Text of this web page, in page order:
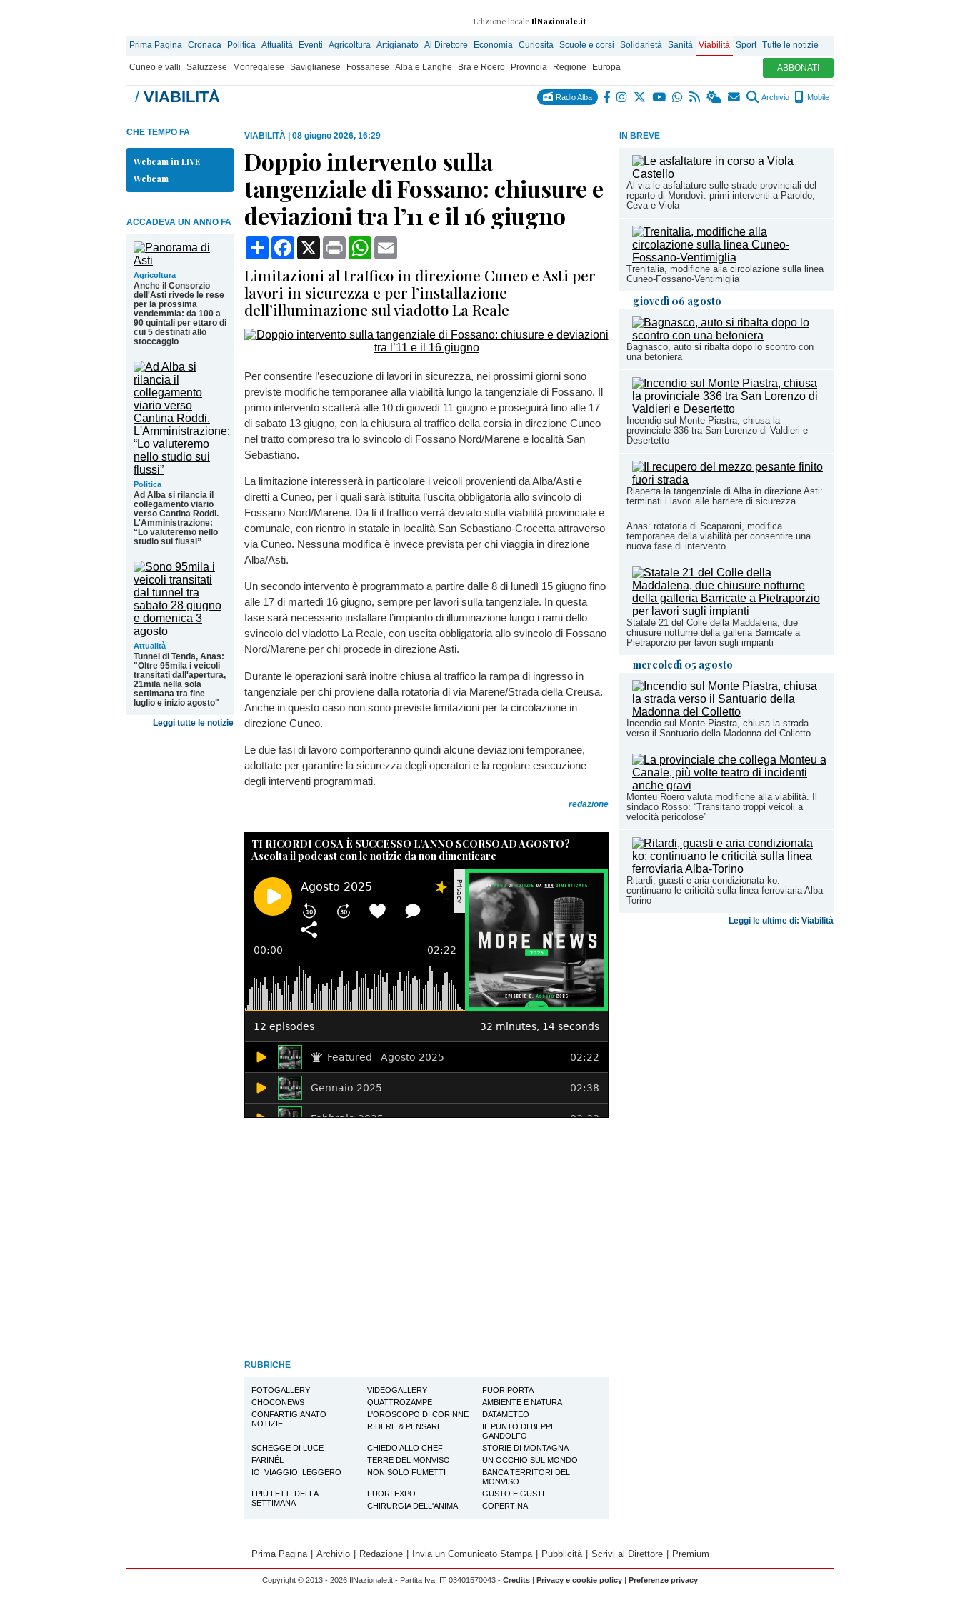
Edizione locale IlNazionale.it
Prima Pagina Cronaca Politica Attualità Eventi Agricoltura Artigianato Al Direttore Economia Curiosità Scuole e corsi Solidarietà Sanità Viabilità Sport Tutte le notizie
Cuneo e valli Saluzzese Monregalese Saviglianese Fossanese Alba e Langhe Bra e Roero Provincia Regione Europa ABBONATI
/ VIABILITÀ Radio Alba Archivio Mobile
IN BREVE
Al via le asfaltature sulle strade provinciali del
reparto di Mondovì: primi interventi a Paroldo,
Ceva e Viola
Trenitalia, modifiche alla circolazione sulla linea
Cuneo-Fossano-Ventimiglia
giovedì 06 agosto
Bagnasco, auto si ribalta dopo lo scontro con
una betoniera
Incendio sul Monte Piastra, chiusa la
provinciale 336 tra San Lorenzo di Valdieri e
Desertetto
Riaperta la tangenziale di Alba in direzione Asti:
terminati i lavori alle barriere di sicurezza
Anas: rotatoria di Scaparoni, modifica
temporanea della viabilità per consentire una
nuova fase di intervento
Statale 21 del Colle della Maddalena, due
chiusure notturne della galleria Barricate a
Pietraporzio per lavori sugli impianti
mercoledì 05 agosto
Incendio sul Monte Piastra, chiusa la strada
verso il Santuario della Madonna del Colletto
Monteu Roero valuta modifiche alla viabilità. Il
sindaco Rosso: “Transitano troppi veicoli a
velocità pericolose”
Ritardi, guasti e aria condizionata ko:
continuano le criticità sulla linea ferroviaria Alba-
Torino
Leggi le ultime di: Viabilità
CHE TEMPO FA
Webcam in LIVE
Webcam
ACCADEVA UN ANNO FA
Agricoltura
Anche il Consorzio
dell'Asti rivede le rese
per la prossima
vendemmia: da 100 a
90 quintali per ettaro di
cui 5 destinati allo
stoccaggio
Politica
Ad Alba si rilancia il
collegamento viario
verso Cantina Roddi.
L'Amministrazione:
“Lo valuteremo nello
studio sui flussi”
Attualità
Tunnel di Tenda, Anas:
"Oltre 95mila i veicoli
transitati dall'apertura,
21mila nella sola
settimana tra fine
luglio e inizio agosto"
Leggi tutte le notizie
VIABILITÀ 08 giugno 2026, 16:29
Doppio intervento sulla
tangenziale di Fossano: chiusure e
deviazioni tra l’11 e il 16 giugno
CondividiFacebook
X Print WhatsApp
Limitazioni al traffico in direzione Cuneo e Asti per
lavori in sicurezza e per l’installazione
dell’illuminazione sul viadotto La Reale
Per consentire l’esecuzione di lavori in sicurezza, nei prossimi giorni sono
previste modifiche temporanee alla viabilità lungo la tangenziale di Fossano. Il
primo intervento scatterà alle 10 di giovedì 11 giugno e proseguirà fino alle 17
di sabato 13 giugno, con la chiusura al traffico della corsia in direzione Cuneo
nel tratto compreso tra lo svincolo di Fossano Nord/Marene e località San
Sebastiano.
La limitazione interesserà in particolare i veicoli provenienti da Alba/Asti e
diretti a Cuneo, per i quali sarà istituita l’uscita obbligatoria allo svincolo di
Fossano Nord/Marene. Da lì il traffico verrà deviato sulla viabilità provinciale e
comunale, con rientro in statale in località San Sebastiano-Crocetta attraverso
via Cuneo. Nessuna modifica è invece prevista per chi viaggia in direzione
Alba/Asti.
Un secondo intervento è programmato a partire dalle 8 di lunedì 15 giugno fino
alle 17 di martedì 16 giugno, sempre per lavori sulla tangenziale. In questa
fase sarà necessario installare l’impianto di illuminazione lungo i rami dello
svincolo del viadotto La Reale, con uscita obbligatoria allo svincolo di Fossano
Nord/Marene per chi procede in direzione Asti.
Durante le operazioni sarà inoltre chiusa al traffico la rampa di ingresso in
tangenziale per chi proviene dalla rotatoria di via Marene/Strada della Creusa.
Anche in questo caso non sono previste limitazioni per la circolazione in
direzione Cuneo.
Le due fasi di lavoro comporteranno quindi alcune deviazioni temporanee,
adottate per garantire la sicurezza degli operatori e la regolare esecuzione
degli interventi programmati.
redazione
TI RICORDI COSA È SUCCESSO L’ANNO SCORSO AD AGOSTO?
Ascolta il podcast con le notizie da non dimenticare
RUBRICHE
FOTOGALLERY VIDEOGALLERY
FUORIPORTA
CHOCONEWS
QUATTROZAMPE
AMBIENTE E NATURA
CONFARTIGIANATO
NOTIZIE
L'OROSCOPO DI CORINNE
DATAMETEO
RIDERE & PENSARE
IL PUNTO DI BEPPE
GANDOLFO
SCHEGGE DI LUCE
CHIEDO ALLO CHEF
STORIE DI MONTAGNA
FARINÉL
TERRE DEL MONVISO
UN OCCHIO SUL MONDO
IO_VIAGGIO_LEGGERO
NON SOLO FUMETTI
BANCA TERRITORI DEL
MONVISO
I PIÙ LETTI DELLA
SETTIMANA
FUORI EXPO
GUSTO E GUSTI
CHIRURGIA DELL'ANIMA
COPERTINA
Prima Pagina Archivio Redazione Invia un Comunicato Stampa Pubblicità Scrivi al Direttore Premium
Copyright © 2013 - 2026 IlNazionale.it - Partita Iva: IT 03401570043 - Credits | Privacy e cookie policy | Preferenze privacy